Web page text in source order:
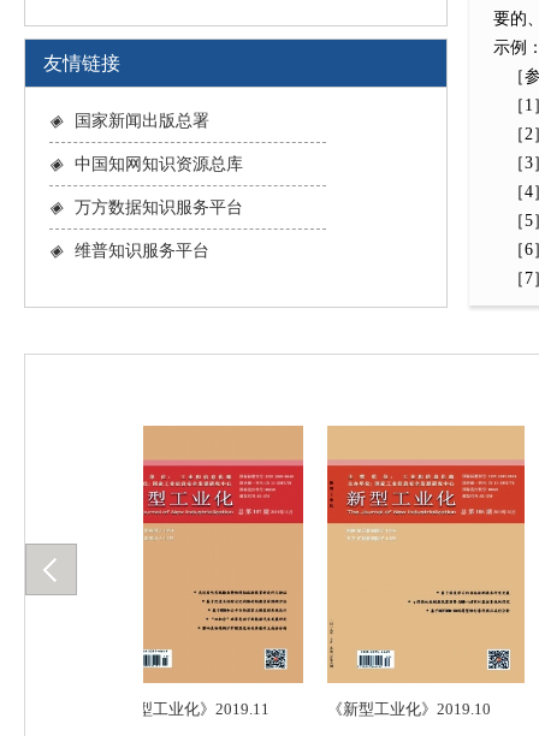
要的
示例
［
［1
［2
［3
［4
［5
［6
［7
友情链接
◈ 国家新闻出版总署
◈ 中国知网知识资源总库
◈ 万方数据知识服务平台
◈ 维普知识服务平台
《新型工业化》2019.11 《新型工业化》2019.10